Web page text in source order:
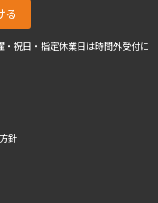
る
祝日・指定休業日は時間外受付に
針